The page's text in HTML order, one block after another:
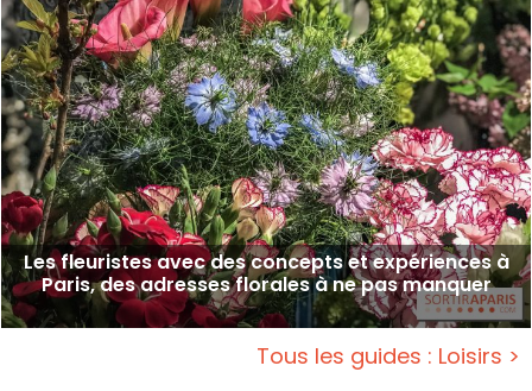
Les fleuristes avec des concepts et expériences à
Paris, des adresses florales à ne pas manquer
Tous les guides : Loisirs >